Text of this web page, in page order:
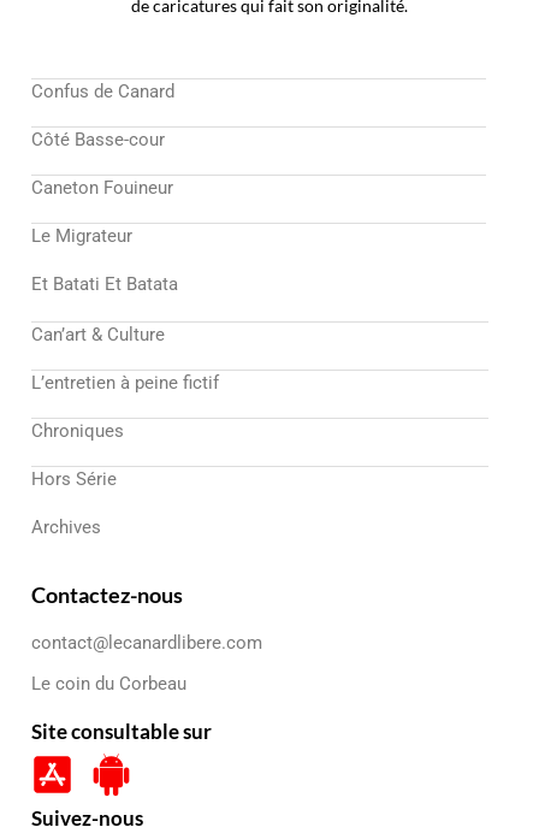
de caricatures qui fait son originalité.
Confus de Canard
Côté Basse-cour
Caneton Fouineur
Le Migrateur
Et Batati Et Batata
Can’art & Culture
L’entretien à peine fictif
Chroniques
Hors Série
Archives
Contactez-nous
contact@lecanardlibere.com
Le coin du Corbeau
Site consultable sur
Suivez-nous